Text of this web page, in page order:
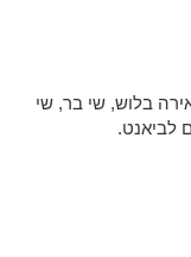
בלוש, שי בר, שי
לביאנט.